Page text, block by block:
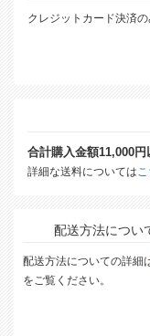
クレジットカード決済の
合計購入金額11,000
詳細な送料については
配送方法につい
配送方法についての詳細
をご覧ください。